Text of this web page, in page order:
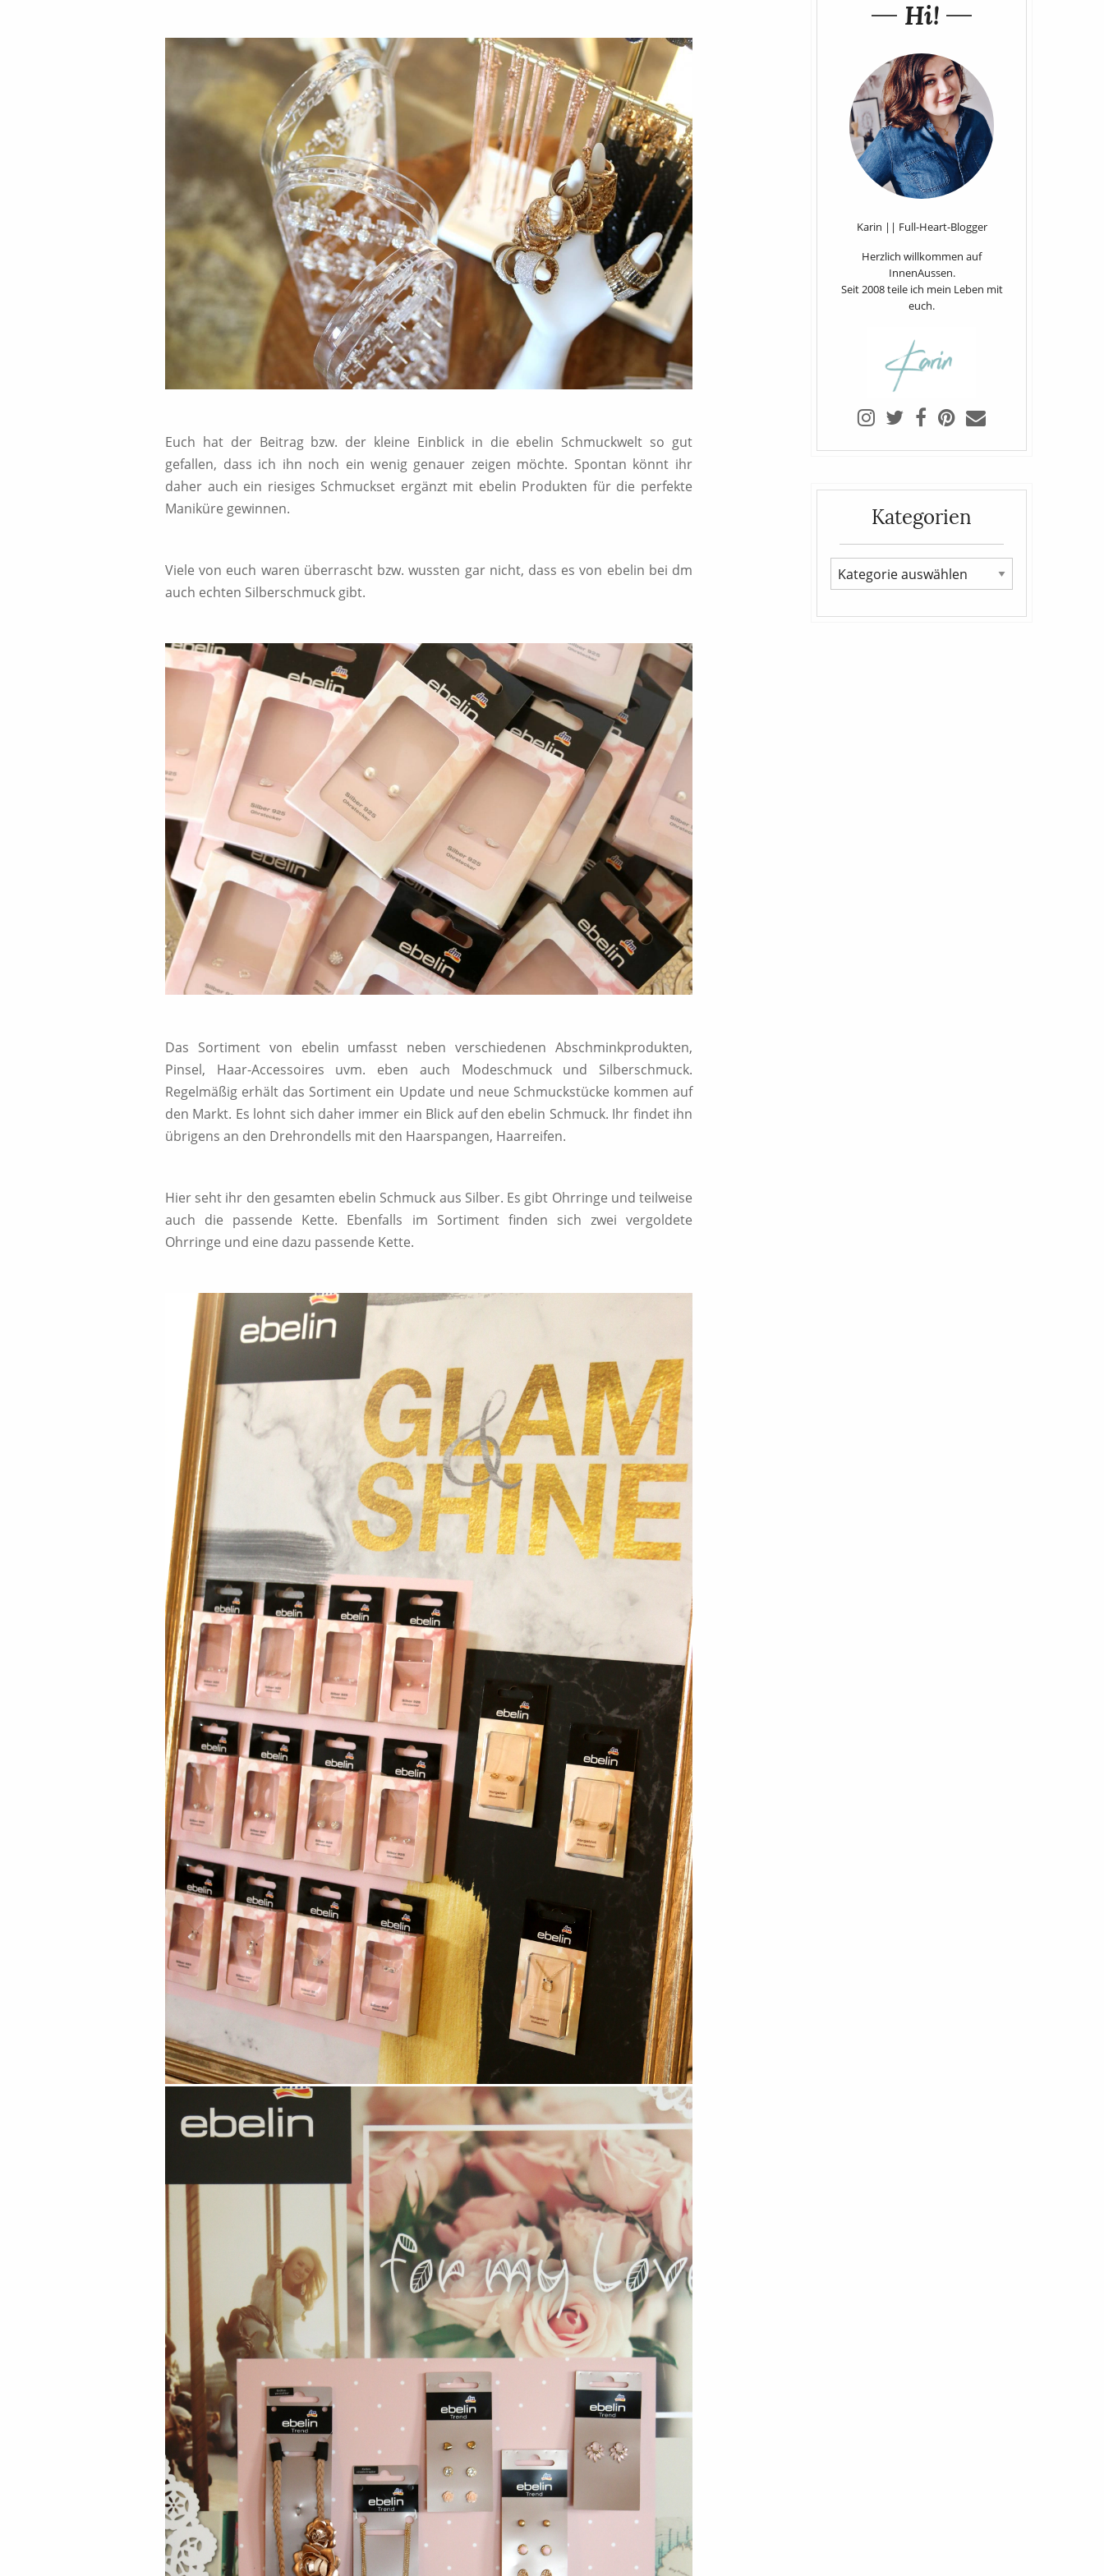
Euch hat der Beitrag bzw. der kleine Einblick in die ebelin Schmuckwelt so gut
gefallen, dass ich ihn noch ein wenig genauer zeigen möchte. Spontan könnt ihr
daher auch ein riesiges Schmuckset ergänzt mit ebelin Produkten für die perfekte
Maniküre gewinnen.
Viele von euch waren überrascht bzw. wussten gar nicht, dass es von ebelin bei dm
auch echten Silberschmuck gibt.
Das Sortiment von ebelin umfasst neben verschiedenen Abschminkprodukten,
Pinsel, Haar-Accessoires uvm. eben auch Modeschmuck und Silberschmuck.
Regelmäßig erhält das Sortiment ein Update und neue Schmuckstücke kommen auf
den Markt. Es lohnt sich daher immer ein Blick auf den ebelin Schmuck. Ihr findet ihn
übrigens an den Drehrondells mit den Haarspangen, Haarreifen.
Hier seht ihr den gesamten ebelin Schmuck aus Silber. Es gibt Ohrringe und teilweise
auch die passende Kette. Ebenfalls im Sortiment finden sich zwei vergoldete
Ohrringe und eine dazu passende Kette.
Hi!
Karin || Full-Heart-Blogger
Herzlich willkommen auf
InnenAussen.
Seit 2008 teile ich mein Leben mit
euch.
Kategorien